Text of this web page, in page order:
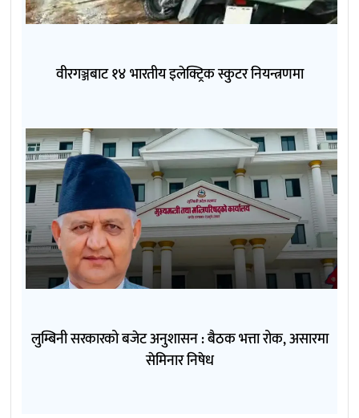
वीरगञ्जबाट १४ भारतीय इलेक्ट्रिक स्कुटर नियन्त्रणमा
लुम्बिनी सरकारको बजेट अनुशासन : बैठक भत्ता रोक, असारमा
सेमिनार निषेध